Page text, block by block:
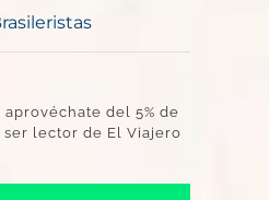
aprovéchate del 5% de
lector de El Viajero